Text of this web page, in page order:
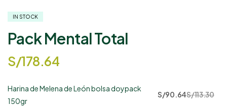
IN STOCK
Pack Mental Total
S/178.64
Harina de Melena de León bolsa doypack
150gr
S/113.30
S/90.64
173